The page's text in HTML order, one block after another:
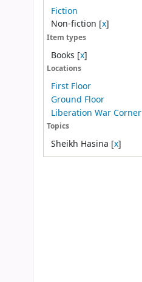
Fiction
Non-fiction [x]
Item types
Books [x]
Locations
First Floor
Ground Floor
Liberation War Corner
Topics
Sheikh Hasina [x]